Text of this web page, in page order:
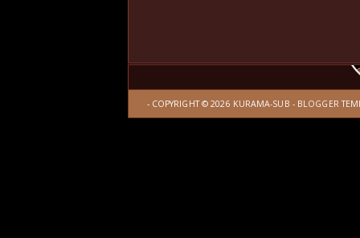
- COPYRIGHT ©2026 KURAMA-SUB - BLOGGER